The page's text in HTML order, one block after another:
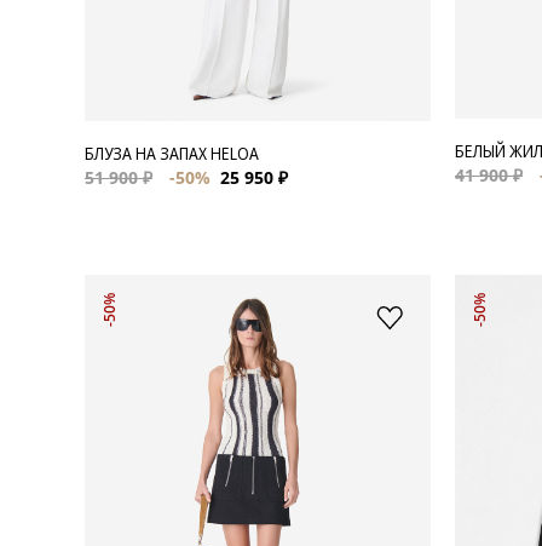
БЛУЗА НА ЗАПАХ HELOA
51 900 ₽
-50% 25 950 ₽
БЕЛЫЙ
41 900 ₽
-50% -50%